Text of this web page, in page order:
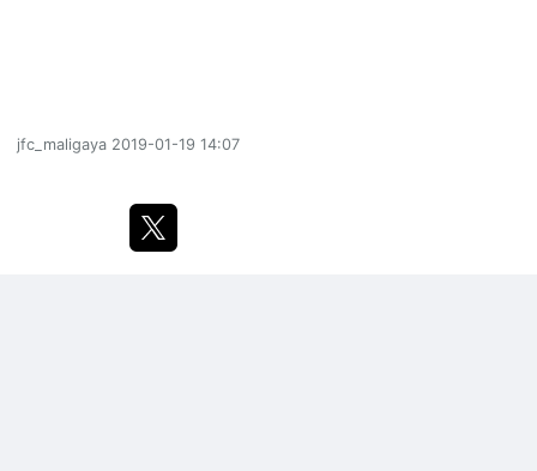
jfc_maligaya 2019-01-19 14:07